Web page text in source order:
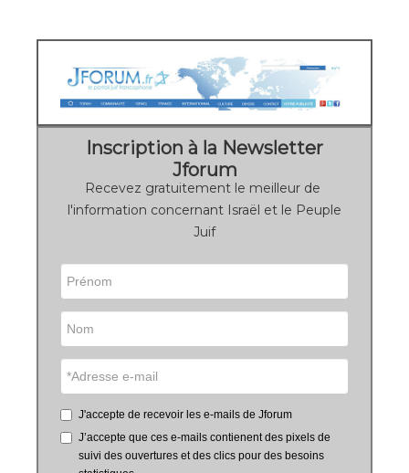
Inscription à la Newsletter
Jforum
Recevez gratuitement le meilleur de
l'information concernant Israël et le Peuple
Juif
J'accepte de recevoir les e-mails de Jforum
J’accepte que ces e-mails contienent des pixels de
suivi des ouvertures et des clics pour des besoins